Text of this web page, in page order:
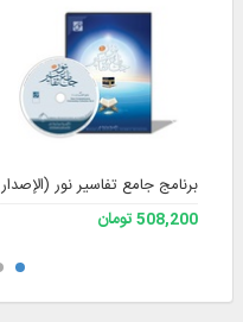
برنامج جامع تفاسير نور (الإصدار 4)
508,200 تومان